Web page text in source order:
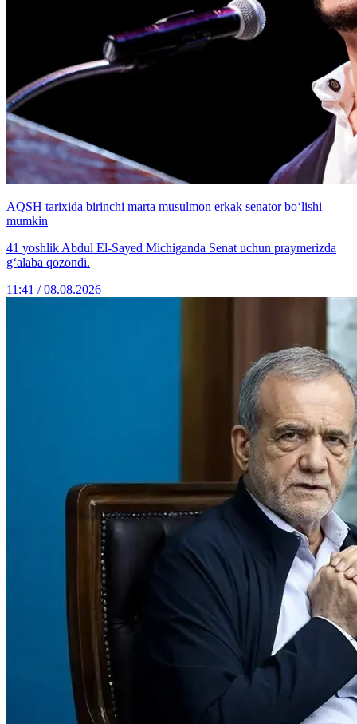
AQSH tarixida birinchi marta musulmon erkak senator bo‘lishi
mumkin
41 yoshlik Abdul El-Sayed Michiganda Senat uchun praymerizda
g‘alaba qozondi.
11:41 / 08.08.2026